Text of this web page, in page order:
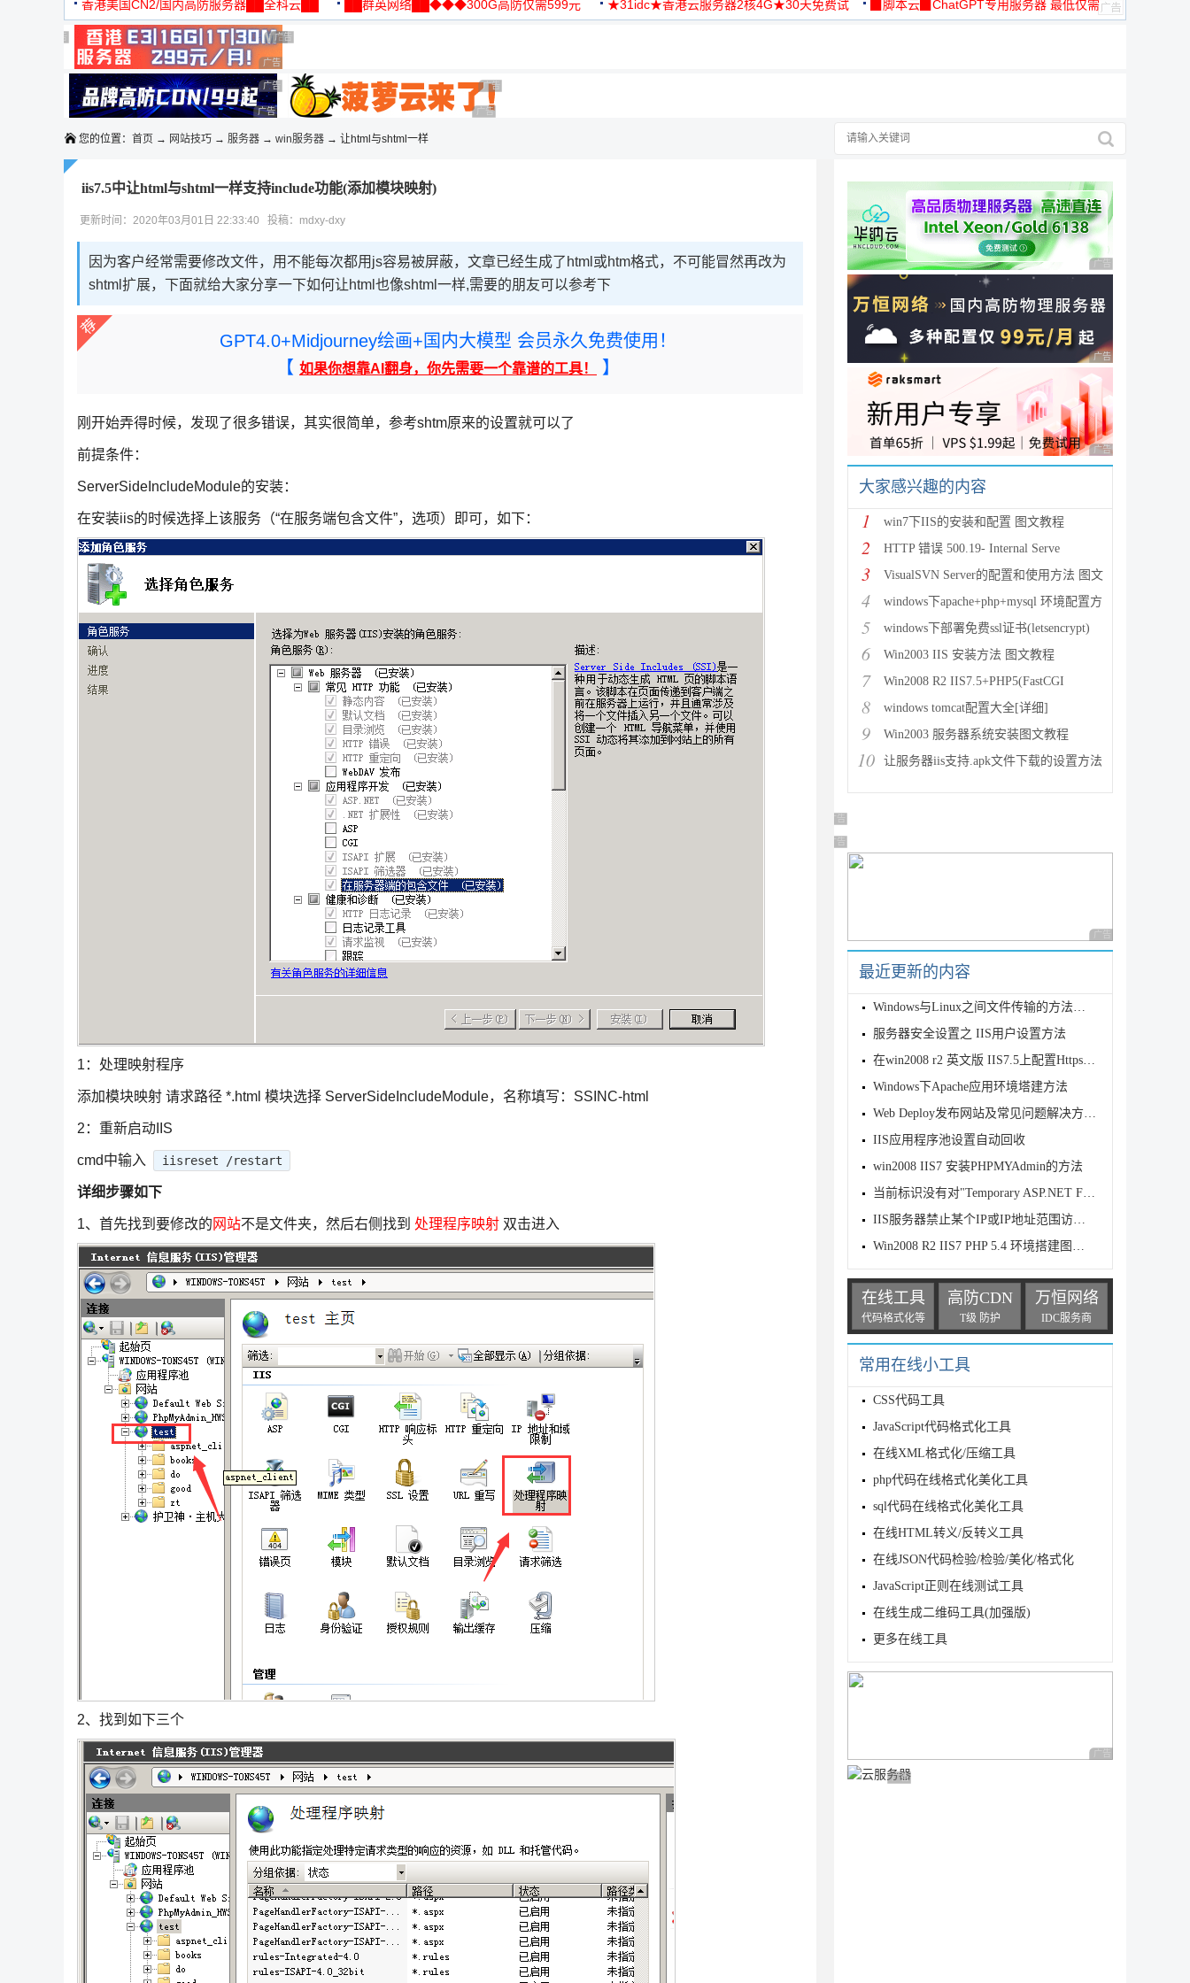
机
香港美国CN2/国内高防服务器██全科云██
██群英网络██◆◆◆300G高防仅需599元
★31idc★香港云服务器2核4G★30天免费试
▉脚本云▉ChatGPT专用服务器 最低仅需
广告 商业广告，理性选择
广告 商业广告，理性选择
广告 商业广告，理性选择
广告 商业广告，理性选择
广告 商业广告，理性选择
广告 商业广告，理性选择
广告 商业广告，理性选择
广告 商业广告，理性选择
广告 商业广告，理性选择
广告 商业广告，理性选择
您的位置： 首页 → 网站技巧 → 服务器 → win服务器 → 让html与shtml一样
iis7.5中让html与shtml一样支持include功能(添加模块映射)
更新时间：2020年03月01日 22:33:40 投稿：mdxy-dxy
因为客户经常需要修改文件，用不能每次都用js容易被屏蔽，文章已经生成了html或htm格式，不可能冒然再改为
shtml扩展，下面就给大家分享一下如何让html也像shtml一样,需要的朋友可以参考下
GPT4.0+Midjourney绘画+国内大模型 会员永久免费使用！
【 如果你想靠AI翻身，你先需要一个靠谱的工具！ 】
刚开始弄得时候，发现了很多错误，其实很简单，参考shtm原来的设置就可以了
前提条件：
ServerSideIncludeModule的安装：
在安装iis的时候选择上该服务（“在服务端包含文件”，选项）即可，如下：
1：处理映射程序
添加模块映射 请求路径 *.html 模块选择 ServerSideIncludeModule，名称填写：SSINC-html
2：重新启动IIS
cmd中输入 iisreset /restart
详细步骤如下
1、首先找到要修改的 网站不是文件夹，然后右侧找到 处理程序映射 双击进入
2、找到如下三个
广告 商业广告，理性
广告 商业广告，理性
广告 商业广告，理性
大家感兴趣的内容
1 win7下IIS的安装和配置 图文教程
2 HTTP 错误 500.19- Internal Serve
3 VisualSVN Server的配置和使用方法 图文
4 windows下apache+php+mysql 环境配置方
5 windows下部署免费ssl证书(letsencrypt)
6 Win2003 IIS 安装方法 图文教程
7 Win2008 R2 IIS7.5+PHP5(FastCGI
8 windows tomcat配置大全[详细]
9 Win2003 服务器系统安装图文教程
10 让服务器iis支持.apk文件下载的设置方法
广告 商业广告，理性选择
广告 商业广告，理性选择
广告 商业广告，理性
最近更新的内容
Windows与Linux之间文件传输的方法图解
服务器安全设置之 IIS用户设置方法
在win2008 r2 英文版 IIS7.5上配置Https,SSL的方法
Windows下Apache应用环境塔建方法
Web Deploy发布网站及常见问题解决方法(图文)
IIS应用程序池设置自动回收
win2008 IIS7 安装PHPMYAdmin的方法
当前标识没有对"Temporary ASP.NET Files"的写访问权限
IIS服务器禁止某个IP或IP地址范围访问网站的方法
Win2008 R2 IIS7 PHP 5.4 环境搭建图文教程
在线工具
代码格式化等
高防CDN
T级 防护
万恒网络
IDC服务商
常用在线小工具
CSS代码工具
JavaScript代码格式化工具
在线XML格式化/压缩工具
php代码在线格式化美化工具
sql代码在线格式化美化工具
在线HTML转义/反转义工具
在线JSON代码检验/检验/美化/格式化
JavaScript正则在线测试工具
在线生成二维码工具(加强版)
更多在线工具
广告 商业广告，理性
广告 商业广告，理性选择